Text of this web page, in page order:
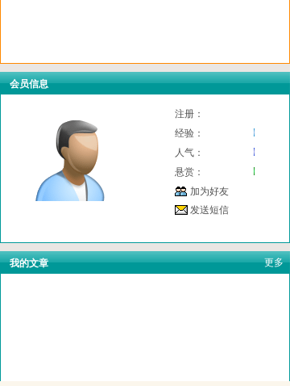
会员信息
注册：
经验：
人气：
悬赏：
加为好友
发送短信
我的文章 更多